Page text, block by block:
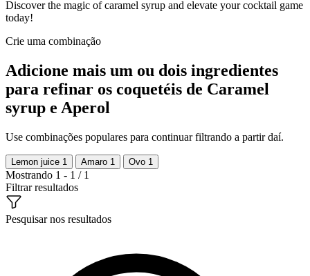
Discover the magic of caramel syrup and elevate your cocktail game
today!
Crie uma combinação
Adicione mais um ou dois ingredientes
para refinar os coquetéis de Caramel
syrup e Aperol
Use combinações populares para continuar filtrando a partir daí.
Lemon juice 1 Amaro 1 Ovo 1
Mostrando 1 - 1 / 1
Filtrar resultados
Pesquisar nos resultados